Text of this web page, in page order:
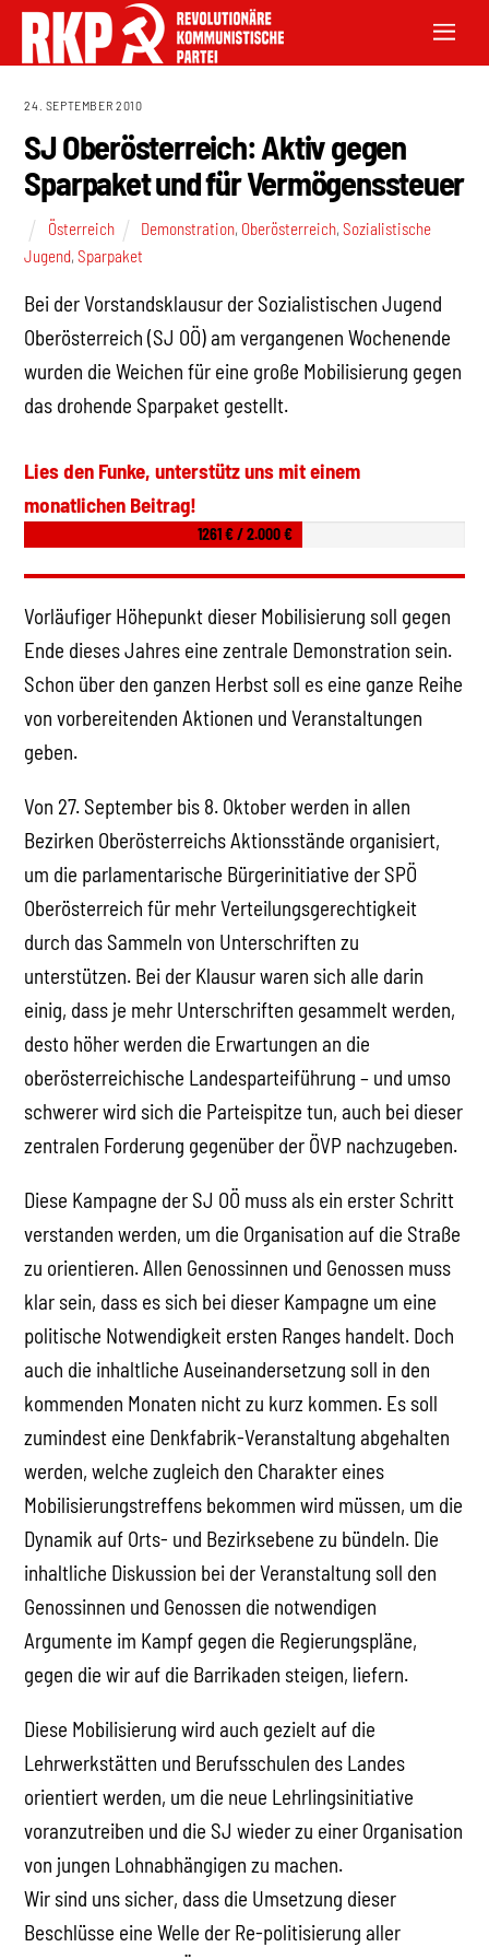
24. SEPTEMBER 2010
SJ Oberösterreich: Aktiv gegen
Sparpaket und für Vermögenssteuer
Österreich Demonstration, Oberösterreich,Sozialistische
Jugend,Sparpaket
Bei der Vorstandsklausur der Sozialistischen Jugend
Oberösterreich (SJ OÖ) am vergangenen Wochenende
wurden die Weichen für eine große Mobilisierung gegen
das drohende Sparpaket gestellt.
Lies den Funke, unterstütz uns mit einem
monatlichen Beitrag!
1261 € / 2.000 €
Vorläufiger Höhepunkt dieser Mobilisierung soll gegen
Ende dieses Jahres eine zentrale Demonstration sein.
Schon über den ganzen Herbst soll es eine ganze Reihe
von vorbereitenden Aktionen und Veranstaltungen
geben.
Von 27. September bis 8. Oktober werden in allen
Bezirken Oberösterreichs Aktionsstände organisiert,
um die parlamentarische Bürgerinitiative der SPÖ
Oberösterreich für mehr Verteilungsgerechtigkeit
durch das Sammeln von Unterschriften zu
unterstützen. Bei der Klausur waren sich alle darin
einig, dass je mehr Unterschriften gesammelt werden,
desto höher werden die Erwartungen an die
oberösterreichische Landesparteiführung – und umso
schwerer wird sich die Parteispitze tun, auch bei dieser
zentralen Forderung gegenüber der ÖVP nachzugeben.
Diese Kampagne der SJ OÖ muss als ein erster Schritt
verstanden werden, um die Organisation auf die Straße
zu orientieren. Allen Genossinnen und Genossen muss
klar sein, dass es sich bei dieser Kampagne um eine
politische Notwendigkeit ersten Ranges handelt. Doch
auch die inhaltliche Auseinandersetzung soll in den
kommenden Monaten nicht zu kurz kommen. Es soll
zumindest eine Denkfabrik-Veranstaltung abgehalten
werden, welche zugleich den Charakter eines
Mobilisierungstreffens bekommen wird müssen, um die
Dynamik auf Orts- und Bezirksebene zu bündeln. Die
inhaltliche Diskussion bei der Veranstaltung soll den
Genossinnen und Genossen die notwendigen
Argumente im Kampf gegen die Regierungspläne,
gegen die wir auf die Barrikaden steigen, liefern.
Diese Mobilisierung wird auch gezielt auf die
Lehrwerkstätten und Berufsschulen des Landes
orientiert werden, um die neue Lehrlingsinitiative
voranzutreiben und die SJ wieder zu einer Organisation
von jungen Lohnabhängigen zu machen.
Wir sind uns sicher, dass die Umsetzung dieser
Beschlüsse eine Welle der Re-politisierung aller